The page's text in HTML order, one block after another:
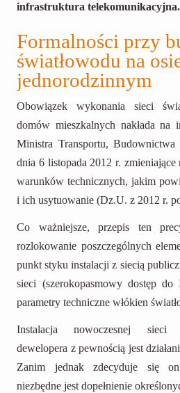
infrastruktura telekomunikacyjna.
Formalności przy
światłowodu na
jednorodzinnym
Obowiązek wykonania sieci
domów mieszkalnych nakłada na
Ministra Transportu,
dnia 6 listopada 2012 r.
warunków technicznych, jakim
i ich usytuowanie (Dz.U. z 2012 r.
Co ważniejsze, przepis ten
rozlokowanie poszczególnych
punkt styku instalacji z siecią
sieci (szerokopasmowy dostęp
parametry techniczne włókien
Instalacja nowoczesnej sieci
dewelopera z pewnością jest
Zanim jednak zdecyduje się
niezbędne jest dopełnienie